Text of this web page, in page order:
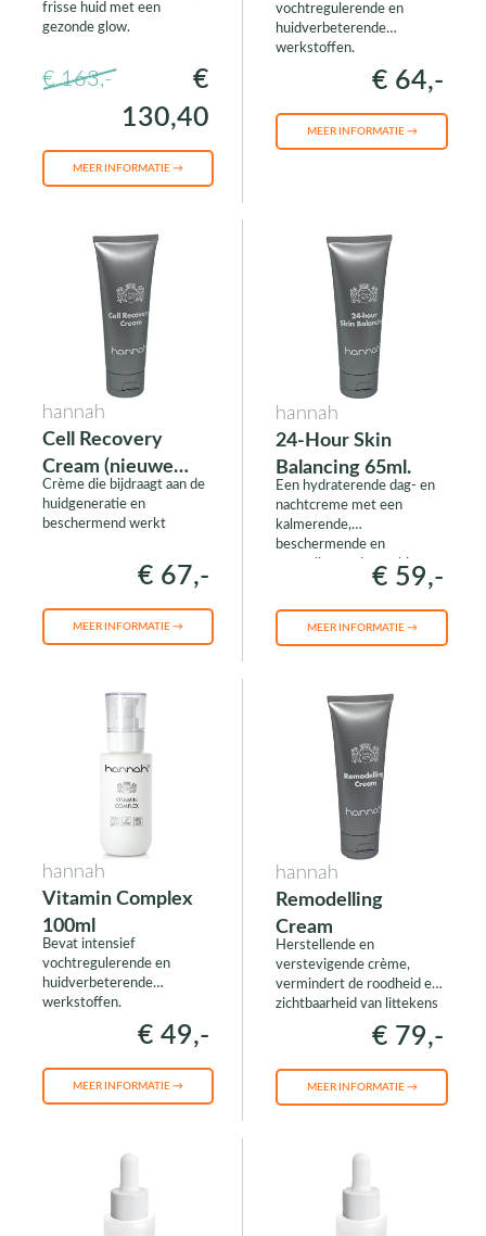
frisse huid met een
gezonde glow.
€ 163,-
€
130,40
MEER INFORMATIE →
vochtregulerende en
huidverbeterende
werkstoffen.
€ 64,-
MEER INFORMATIE →
hannah
Cell Recovery
Cream (nieuwe
verpakking)
Crème die bijdraagt aan de
huidgeneratie en
beschermend werkt
€ 67,-
MEER INFORMATIE →
hannah
24-Hour Skin
Balancing 65ml.
Een hydraterende dag- en
nachtcreme met een
kalmerende,
beschermende en
normaliserende werking
€ 59,-
MEER INFORMATIE →
hannah
Vitamin Complex
100ml
Bevat intensief
vochtregulerende en
huidverbeterende
werkstoffen.
€ 49,-
MEER INFORMATIE →
hannah
Remodelling
Cream
Herstellende en
verstevigende crème,
vermindert de roodheid en
zichtbaarheid van littekens
€ 79,-
MEER INFORMATIE →